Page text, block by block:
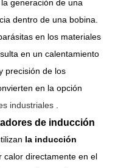
generación de una
dentro de una bobina.
en los materiales
en un calentamiento
precisión de los
en la opción
industriales .
de inducción
la inducción
calor directamente en el